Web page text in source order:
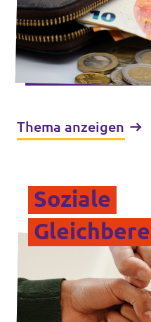
Thema anzeigen
Soziale